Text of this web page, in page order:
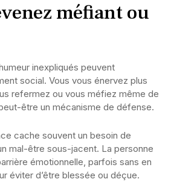
méfiant ou
inexpliqués peuvent
social. Vous vous énervez plus
refermez ou vous méfiez même de
être un mécanisme de défense.
cache souvent un besoin de
mal-être sous-jacent. La personne
émotionnelle, parfois sans en
éviter d’être blessée ou déçue.